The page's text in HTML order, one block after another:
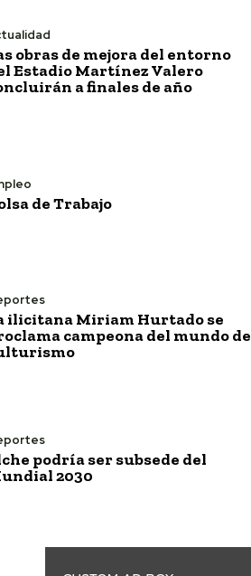
obras de mejora del entorno
Estadio Martínez Valero
a finales de año
de Trabajo
ilicitana Miriam Hurtado se
campeona del mundo de
podría ser subsede del
2030